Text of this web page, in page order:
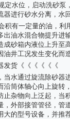
定水位，启动洗砂
进行砂水分离，水
积有一定量的油，
出油水混合物提升
成砂箱内液位上升
井工况发生变化而
发货《《《《《《
当水通过旋流除砂
沿筒体轴心向上旋
止杂物向上泛起，
，外部接管管径，
的型号设备，并推